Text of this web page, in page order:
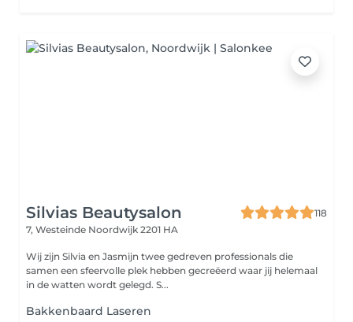
Silvias Beautysalon
118
7, Westeinde Noordwijk 2201 HA
Wij zijn Silvia en Jasmijn twee gedreven professionals die
samen een sfeervolle plek hebben gecreëerd waar jij helemaal
in de watten wordt gelegd. S...
Bakkenbaard Laseren